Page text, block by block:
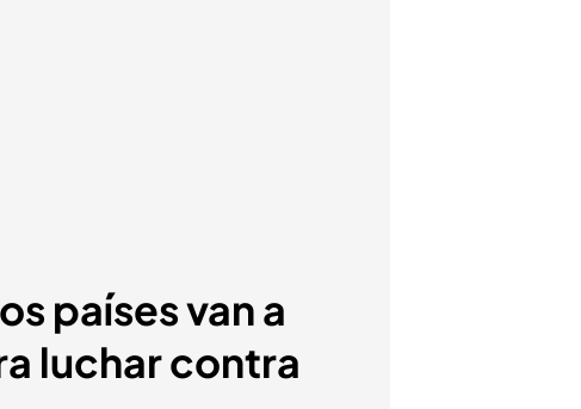
países van a
luchar contra